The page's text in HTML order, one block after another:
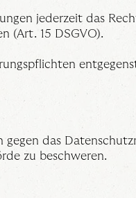
jederzeit das
(Art. 15 DSGVO).
gegen das
zu beschweren.